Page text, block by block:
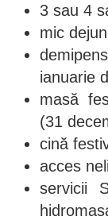
3 sau 4
mic
ianuarie
masă
(31
cină
acces
servicii